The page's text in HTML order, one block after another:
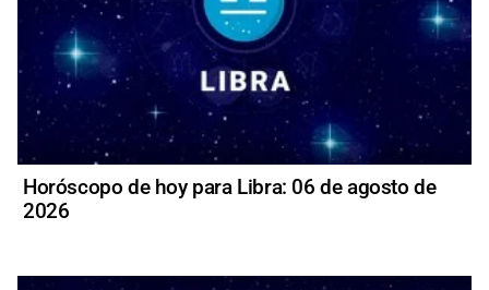
Horóscopo de hoy para Libra: 06 de agosto de
2026